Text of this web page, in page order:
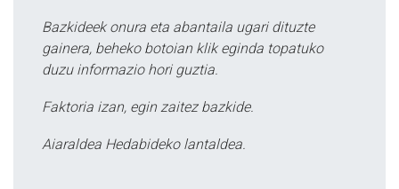
Bazkideek onura eta abantaila ugari dituzte
gainera, beheko botoian klik eginda topatuko
duzu informazio hori guztia.
Faktoria izan, egin zaitez bazkide.
Aiaraldea Hedabideko lantaldea.